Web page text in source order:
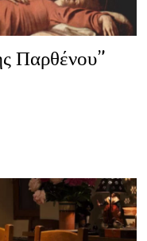
Παρθένου”